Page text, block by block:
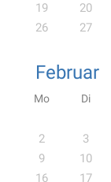
19
20
26
27
Februar
Mo Di
2
3
9
10
16
17